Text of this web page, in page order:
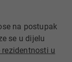
na postupak
se u dijelu
u